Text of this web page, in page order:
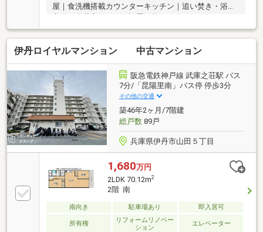
屋｜食洗機搭載カウンターキッチン｜追い焚き・浴乾
完備｜全居室エアコン設置可能
伊丹ロイヤルマンション 中古マンション
阪急電鉄神戸線 武庫之荘駅 バス
7分/「昆陽里南」バス停 停歩3分
その他の交通
築46年2ヶ月/7階建
総戸数89戸
兵庫県伊丹市山田５丁目
1,680万円
2LDK 70.12m2
2階 南
南向き 駐車場あり 即入居可
所有権
リフォームリノベー
ション
エレベーター